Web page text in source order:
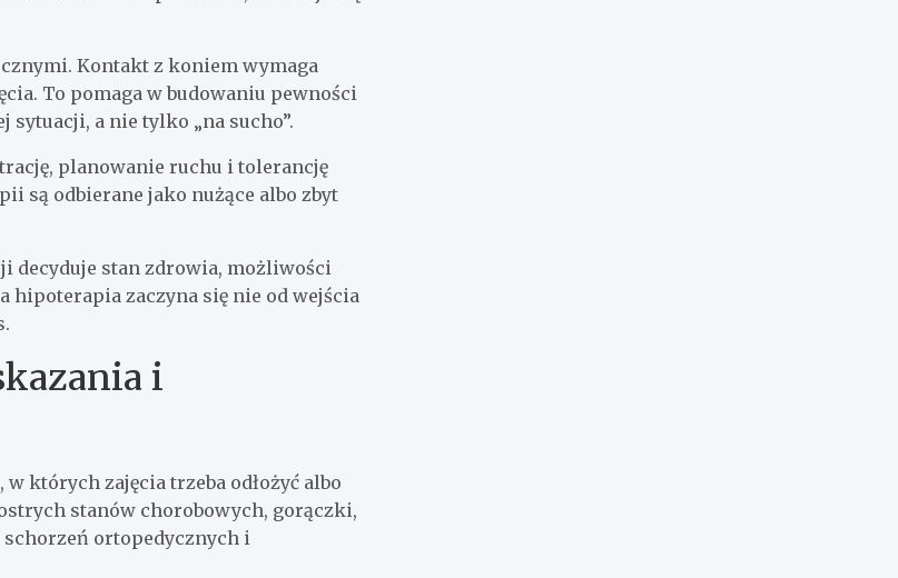
Kontakt z koniem wymaga
To pomaga w budowaniu pewności
a nie tylko „na sucho”.
planowanie ruchu i tolerancję
są odbierane jako nużące albo zbyt
decyduje stan zdrowia, możliwości
hipoterapia zaczyna się nie od wejścia
i
których zajęcia trzeba odłożyć albo
stanów chorobowych, gorączki,
ortopedycznych i